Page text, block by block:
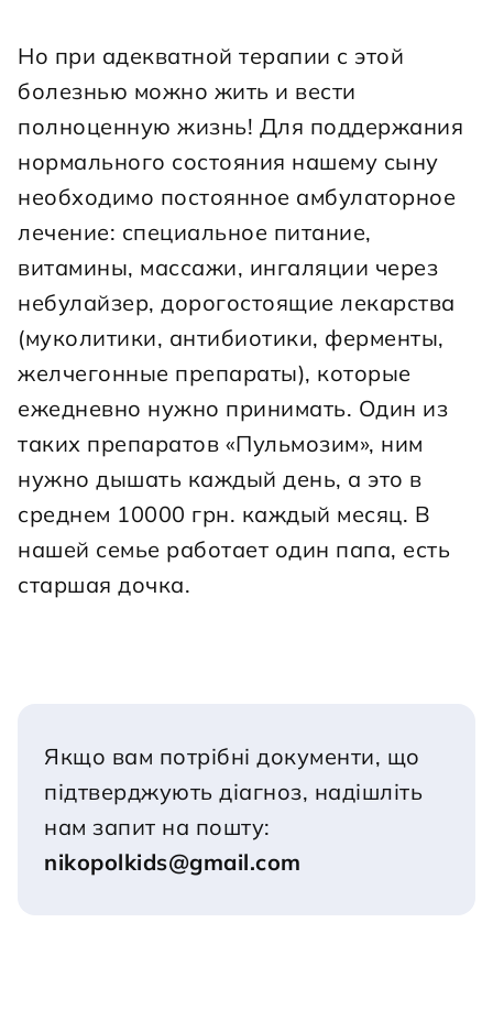
Но при адекватной терапии с этой
болезнью можно жить и вести
полноценную жизнь! Для поддержания
нормального состояния нашему сыну
необходимо постоянное амбулаторное
лечение: специальное питание,
витамины, массажи, ингаляции через
небулайзер, дорогостоящие лекарства
(муколитики, антибиотики, ферменты,
желчегонные препараты), которые
ежедневно нужно принимать. Один из
таких препаратов «Пульмозим», ним
нужно дышать каждый день, а это в
среднем 10000 грн. каждый месяц. В
нашей семье работает один папа, есть
старшая дочка.
Якщо вам потрібні документи, що
підтверджують діагноз, надішліть
нам запит на пошту:
nikopolkids@gmail.com